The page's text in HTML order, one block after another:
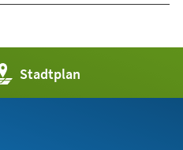
Stadtplan